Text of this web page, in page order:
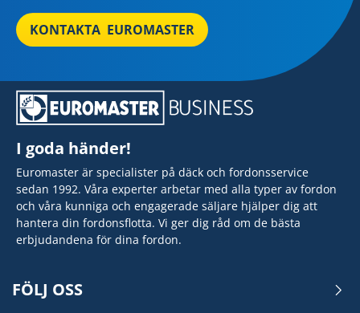
KONTAKTA EUROMASTER
I goda händer!
Euromaster är specialister på däck och fordonsservice
sedan 1992. Våra experter arbetar med alla typer av fordon
och våra kunniga och engagerade säljare hjälper dig att
hantera din fordonsflotta. Vi ger dig råd om de bästa
erbjudandena för dina fordon.
FÖLJ OSS